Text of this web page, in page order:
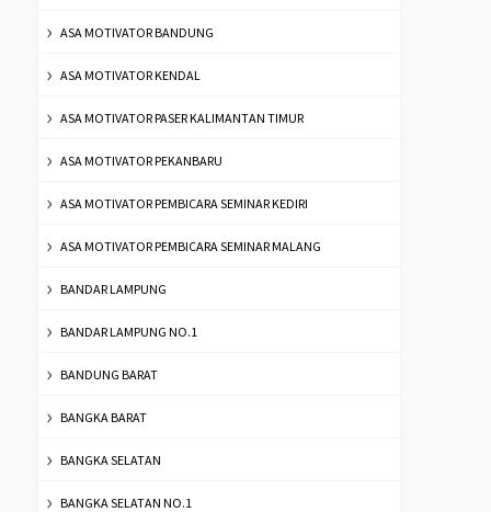
ASA MOTIVATOR BANDUNG
ASA MOTIVATOR KENDAL
ASA MOTIVATOR PASER KALIMANTAN TIMUR
ASA MOTIVATOR PEKANBARU
ASA MOTIVATOR PEMBICARA SEMINAR KEDIRI
ASA MOTIVATOR PEMBICARA SEMINAR MALANG
BANDAR LAMPUNG
BANDAR LAMPUNG NO.1
BANDUNG BARAT
BANGKA BARAT
BANGKA SELATAN
BANGKA SELATAN NO.1